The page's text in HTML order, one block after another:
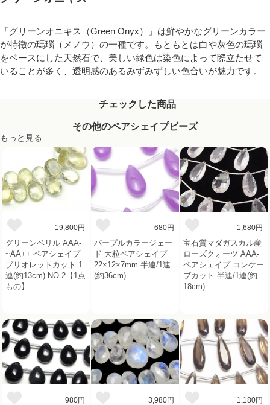
「グリーンオニキス（Green Onyx）」は鮮やかなグリーンカラー
が特徴の瑪瑙（メノウ）の一種です。もともとは白や灰色の瑪瑙
をベースにした天然石で、美しい緑色は染色によって際立たせて
いることが多く、透明感のあるみずみずしい色合いが魅力です。
チェックした商品
その他のペアシェイプビーズ
もっと見る
19,800円
グリーンベリル AAA-
~AA++ ペアシェイプ
ブリオレットカット 1
連(約13cm) NO.2【1点
もの】
680円
パープルカラージェー
ド 大粒ペアシェイプ
22×12×7mm 半連/1連
(約36cm)
1,680円
宝石質マダガスカル産
ローズクォーツ AAA-
ペアシェイプ コンケー
ブカット 半連/1連(約
18cm)
980円 3,980円 1,180円